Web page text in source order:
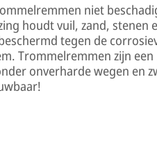
niet
houdt vuil, zand, stenen
tegen de
Trommelremmen zijn
onverharde wegen en